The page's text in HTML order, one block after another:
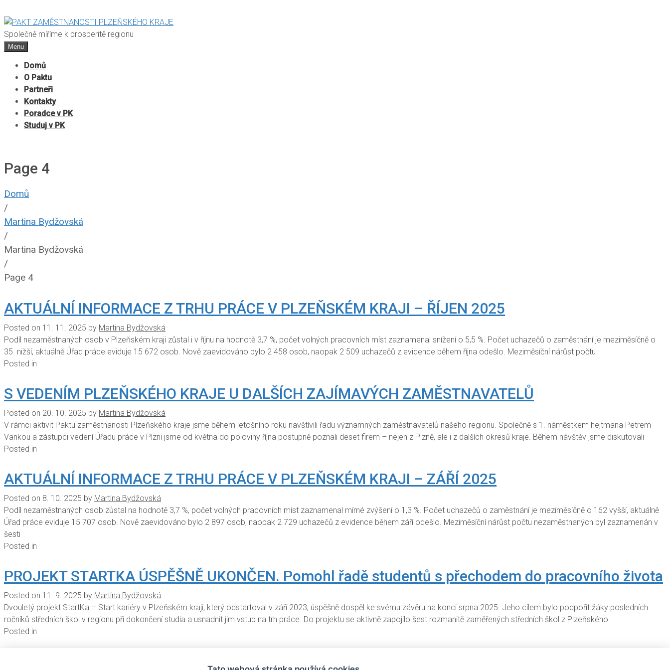
Společně míříme k prosperitě regionu
Menu
Domů
O Paktu
Partneři
Kontakty
Poradce v PK
Studuj v PK
Page 4
Domů
/
Martina Bydžovská
/
Martina Bydžovská
/
Page 4
AKTUÁLNÍ INFORMACE Z TRHU PRÁCE V PLZEŇSKÉM KRAJI – ŘÍJEN 2025
Posted on 11. 11. 2025 by Martina Bydžovská
Podíl nezaměstnaných osob v Plzeňském kraji zůstal i v říjnu na hodnotě 3,7 %, počet volných pracovních míst zaznamenal snížení o 5,5 %. Počet uchazečů o zaměstnání je meziměsíčně o
35 nižší, aktuálně Úřad práce eviduje 15 672 osob. Nově zaevidováno bylo 2 458 osob, naopak 2 509 uchazečů z evidence během října odešlo. Meziměsíční nárůst počtu
Posted in
S VEDENÍM PLZEŇSKÉHO KRAJE U DALŠÍCH ZAJÍMAVÝCH ZAMĚSTNAVATELŮ
Posted on 20. 10. 2025 by Martina Bydžovská
V rámci aktivit Paktu zaměstnanosti Plzeňského kraje jsme během letošního roku navštívili řadu významných zaměstnavatelů našeho regionu. Společně s 1. náměstkem hejtmana Petrem
Vankou a zástupci vedení Úřadu práce v Plzni jsme od května do poloviny října postupně poznali deset firem – nejen z Plzně, ale i z dalších okresů kraje. Během návštěv jsme diskutovali
Posted in
AKTUÁLNÍ INFORMACE Z TRHU PRÁCE V PLZEŇSKÉM KRAJI – ZÁŘÍ 2025
Posted on 8. 10. 2025 by Martina Bydžovská
Podíl nezaměstnaných osob zůstal na hodnotě 3,7 %, počet volných pracovních míst zaznamenal mírné zvýšení o 1,3 %. Počet uchazečů o zaměstnání je meziměsíčně o 162 vyšší, aktuálně
Úřad práce eviduje 15 707 osob. Nově zaevidováno bylo 2 897 osob, naopak 2 729 uchazečů z evidence během září odešlo. Meziměsíční nárůst počtu nezaměstnaných byl zaznamenán v
šesti
Posted in
PROJEKT STARTKA ÚSPĚŠNĚ UKONČEN. Pomohl řadě studentů s přechodem do pracovního života
Posted on 11. 9. 2025 by Martina Bydžovská
Dvouletý projekt StartKa – Start kariéry v Plzeňském kraji, který odstartoval v září 2023, úspěšně dospěl ke svému závěru na konci srpna 2025. Jeho cílem bylo podpořit žáky posledních
ročníků středních škol v regionu při dokončení studia a usnadnit jim vstup na trh práce. Do projektu se aktivně zapojilo šest rozmanitě zaměřených středních škol z Plzeňského
Posted in
AKTUÁLNÍ INFORMACE Z TRHU PRÁCE V PLZEŇSKÉM KRAJI – SRPEN 2025